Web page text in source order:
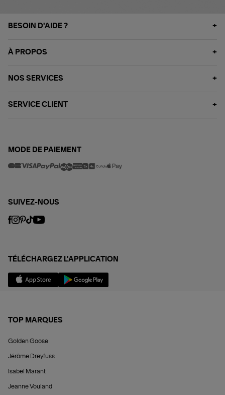
BESOIN D'AIDE ?
À PROPOS
NOS SERVICES
SERVICE CLIENT
MODE DE PAIEMENT
SUIVEZ-NOUS
TÉLÉCHARGEZ L'APPLICATION
TOP MARQUES
Golden Goose
Jérôme Dreyfuss
Isabel Marant
Jeanne Vouland